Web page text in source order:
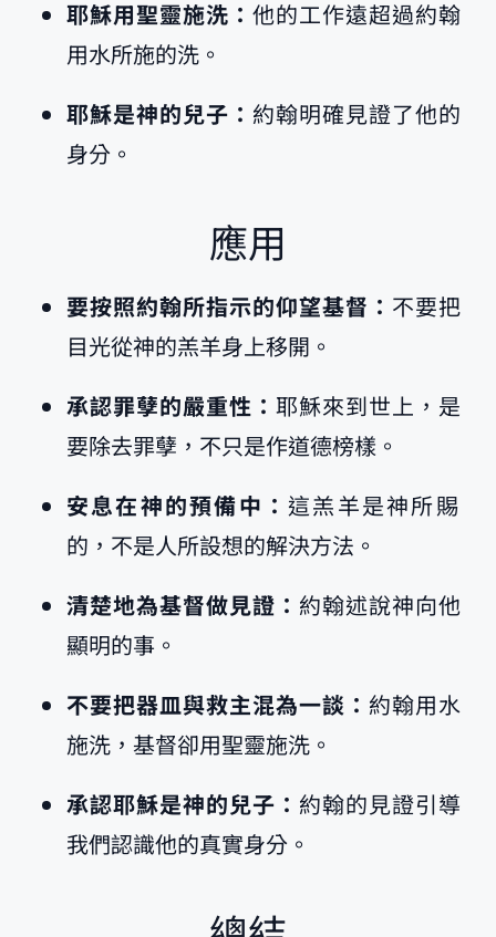
耶穌用聖靈施洗： 他的工作遠超過約翰
用水所施的洗。
耶穌是神的兒子： 約翰明確見證了他的
身分。
應用
要按照約翰所指示的仰望基督： 不要把
目光從神的羔羊身上移開。
承認罪孽的嚴重性： 耶穌來到世上，是
要除去罪孽，不只是作道德榜樣。
安息在神的預備中：這羔羊是神所賜
的，不是人所設想的解決方法。
清楚地為基督做見證： 約翰述說神向他
顯明的事。
不要把器皿與救主混為一談： 約翰用水
施洗，基督卻用聖靈施洗。
承認耶穌是神的兒子： 約翰的見證引導
我們認識他的真實身分。